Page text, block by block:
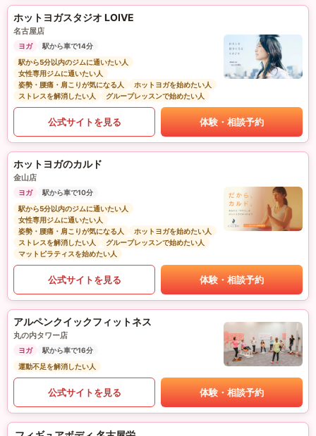
ホットヨガスタジオ LOIVE
名古屋店
ヨガ
駅から車で14分
駅から5分以内のジムに通いたい人
女性専用ジムに通いたい人
姿勢・腰痛・肩こりが気になる人
ホットヨガを始めたい人
ストレスを解消したい人
グループレッスンで始めたい人
公式サイトを見る 体験・相談予約
ホットヨガのカルド
金山店
ヨガ
駅から車で10分
駅から5分以内のジムに通いたい人
女性専用ジムに通いたい人
姿勢・腰痛・肩こりが気になる人
ホットヨガを始めたい人
ストレスを解消したい人
グループレッスンで始めたい人
マットピラティスを始めたい人
公式サイトを見る 体験・相談予約
アルペンクイックフィットネス
丸の内タワー店
ヨガ
駅から車で16分
運動不足を解消したい人
公式サイトを見る 体験・相談予約